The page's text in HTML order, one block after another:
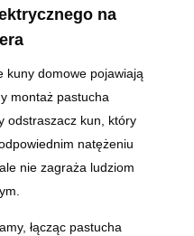
na
kuny domowe pojawiają
montaż pastucha
odstraszacz kun, który
natężeniu
nie zagraża ludziom
łącząc pastucha